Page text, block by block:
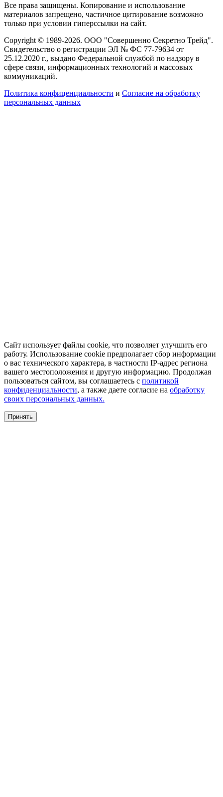
Все права защищены. Копирование и использование
материалов запрещено, частичное цитирование возможно
только при условии гиперссылки на сайт.
Copyright © 1989-2026. ООО "Совершенно Секретно Трейд".
Свидетельство о регистрации ЭЛ № ФС 77-79634 от
25.12.2020 г., выдано Федеральной службой по надзору в
сфере связи, информационных технологий и массовых
коммуникаций.
Политика конфиценциальности и Согласие на обработку
персональных данных
Сайт использует файлы cookie, что позволяет улучшить его
работу. Использование cookie предполагает сбор информации
о вас технического характера, в частности IP-адрес региона
вашего местоположения и другую информацию. Продолжая
пользоваться сайтом, вы соглашаетесь с политикой
конфиденциальности, а также даете согласие на обработку
своих персональных данных.
Принять